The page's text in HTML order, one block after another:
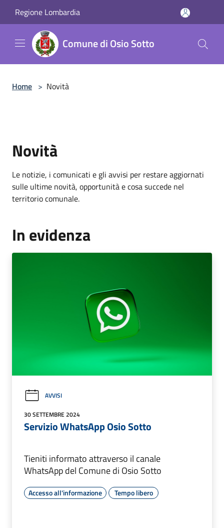
Regione Lombardia
Comune di Osio Sotto
Home > Novità
Novità
Le notizie, i comunicati e gli avvisi per restare aggiornati
sulle ultime novità, opportunità e cosa succede nel
territorio comunale.
In evidenza
AVVISI
30 SETTEMBRE 2024
Servizio WhatsApp Osio Sotto
Tieniti informato attraverso il canale
WhatsApp del Comune di Osio Sotto
Accesso all'informazione Tempo libero